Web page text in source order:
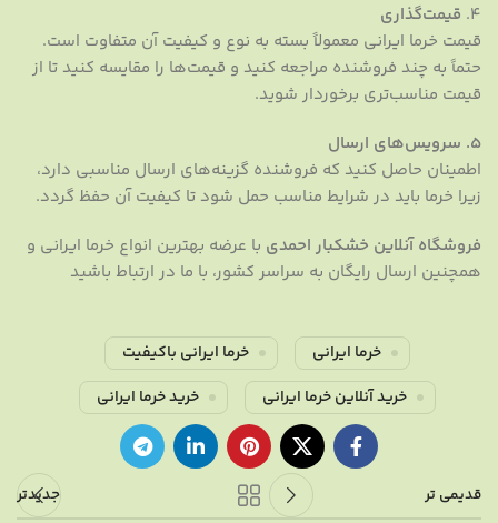
4. قیمت‌گذاری
قیمت خرما ایرانی معمولاً بسته به نوع و کیفیت آن متفاوت است.
حتماً به چند فروشنده مراجعه کنید و قیمت‌ها را مقایسه کنید تا از
قیمت مناسب‌تری برخوردار شوید.
5. سرویس‌های ارسال
اطمینان حاصل کنید که فروشنده گزینه‌های ارسال مناسبی دارد،
زیرا خرما باید در شرایط مناسب حمل شود تا کیفیت آن حفظ گردد.
فروشگاه آنلاین خشکبار احمدی با عرضه بهترین انواع خرما ایرانی و
همچنین ارسال رایگان به سراسر کشور، با ما در ارتباط باشید
خرما ایرانی
خرما ایرانی باکیفیت
خرید آنلاین خرما ایرانی
خرید خرما ایرانی
جدیدتر قدیمی تر